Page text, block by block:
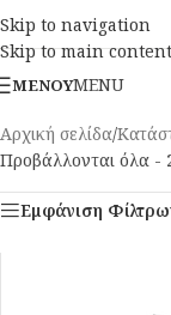
Skip to navigation
Skip to main content
ΜΕΝΟΎMENU
Αρχική σελίδα/
Προβάλλονται όλα -
Εμφάνιση